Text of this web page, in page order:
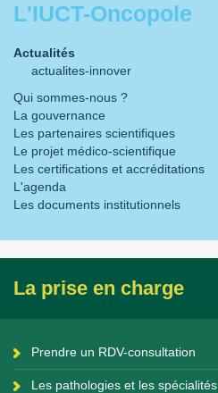
L'IUCT-Oncopole
Actualités
actualites-innover
Qui sommes-nous ?
La gouvernance
Les partenaires scientifiques
Le projet médico-scientifique
Les certifications et accréditations
L'agenda
Les documents institutionnels
La prise en charge
Prendre un RDV-consultation
Les pathologies et les spécialités